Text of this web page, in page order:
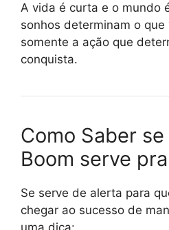
A vida é curta e o mundo
sonhos determinam o que
somente a ação que
conquista.
Como Saber
Boom serve
Se serve de alerta para
chegar ao sucesso de